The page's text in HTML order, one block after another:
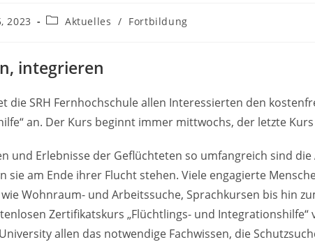
2023
Beitrags-
Aktuelles / Fortbildung
integrieren
die SRH Fernhochschule allen Interessierten den
an. Der Kurs beginnt immer mittwochs, der letzte
und Erlebnisse der Geflüchteten so umfangreich sind
sie am Ende ihrer Flucht stehen. Viele engagierte
Wohnraum- und Arbeitssuche, Sprachkursen bis hin
Zertifikatskurs „Flüchtlings- und Integrationshilfe“
allen das notwendige Fachwissen, die